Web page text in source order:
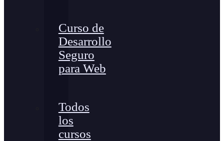
Curso de
Desarrollo
Seguro
para Web
Todos
los
cursos